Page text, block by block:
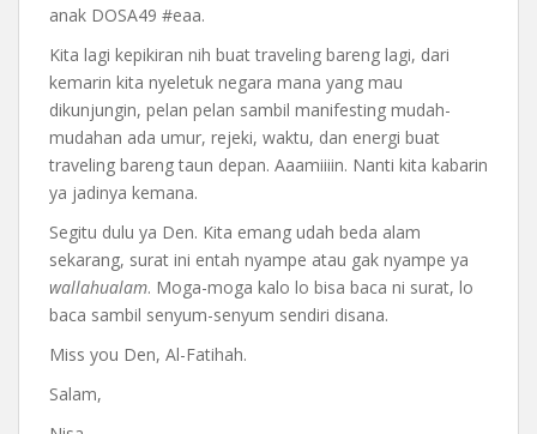
anak DOSA49 #eaa.
Kita lagi kepikiran nih buat traveling bareng lagi, dari
kemarin kita nyeletuk negara mana yang mau
dikunjungin, pelan pelan sambil manifesting mudah-
mudahan ada umur, rejeki, waktu, dan energi buat
traveling bareng taun depan. Aaamiiiin. Nanti kita kabarin
ya jadinya kemana.
Segitu dulu ya Den. Kita emang udah beda alam
sekarang, surat ini entah nyampe atau gak nyampe ya
wallahualam. Moga-moga kalo lo bisa baca ni surat, lo
baca sambil senyum-senyum sendiri disana.
Miss you Den, Al-Fatihah.
Salam,